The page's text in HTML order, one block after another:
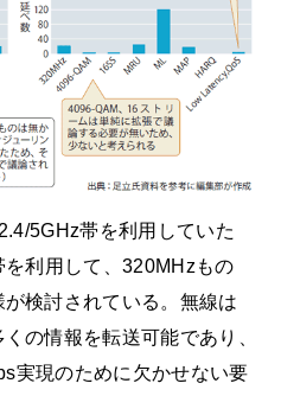
5GHz帯を利用していた
利用して、320MHzもの
検討されている。無線は
の情報を転送可能であり、
実現のために欠かせない要